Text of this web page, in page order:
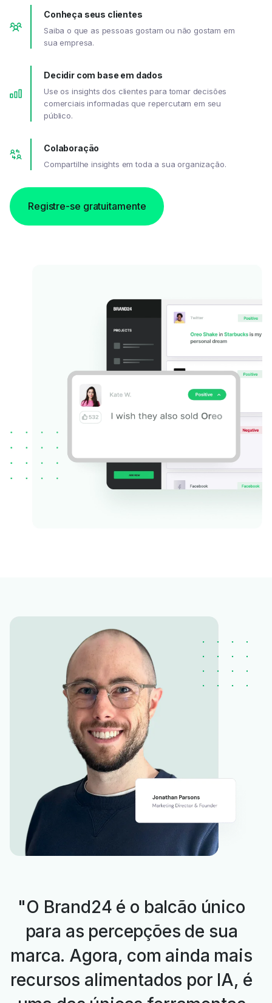
Conheça seus clientes
Saiba o que as pessoas gostam ou não gostam em
sua empresa.
Decidir com base em dados
Use os insights dos clientes para tomar decisões
comerciais informadas que repercutam em seu
público.
Colaboração
Compartilhe insights em toda a sua organização.
Registre-se gratuitamente
"O Brand24 é o balcão único
para as percepções de sua
marca. Agora, com ainda mais
recursos alimentados por IA, é